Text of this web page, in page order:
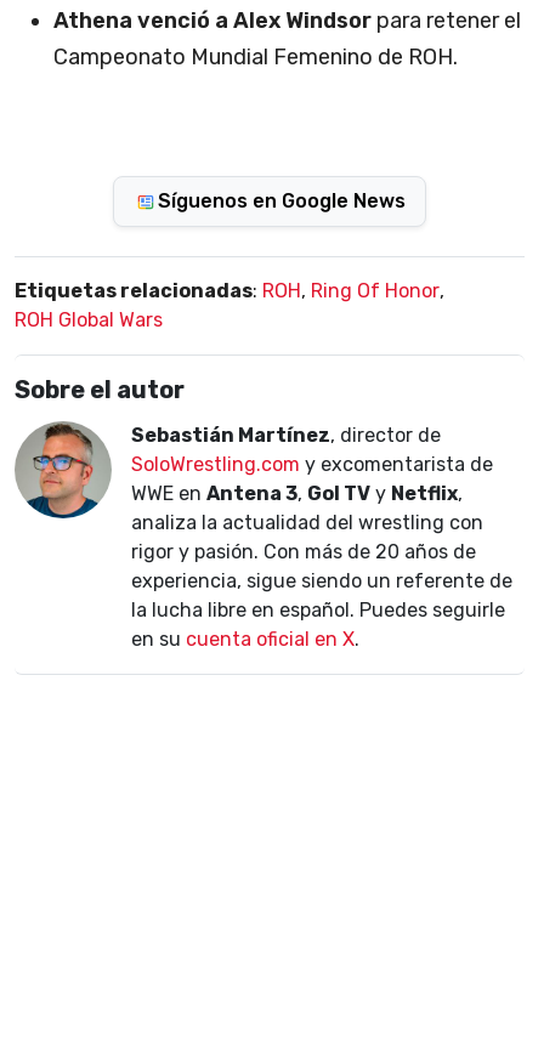
Athena venció a Alex Windsor para retener el
Campeonato Mundial Femenino de ROH.
Síguenos en Google News
Etiquetas relacionadas: ROH , Ring Of Honor,
ROH Global Wars
Sobre el autor
Sebastián Martínez, director de
SoloWrestling.com y excomentarista de
WWE en Antena 3, Gol TV y Netflix,
analiza la actualidad del wrestling con
rigor y pasión. Con más de 20 años de
experiencia, sigue siendo un referente de
la lucha libre en español. Puedes seguirle
en su cuenta oficial en X.